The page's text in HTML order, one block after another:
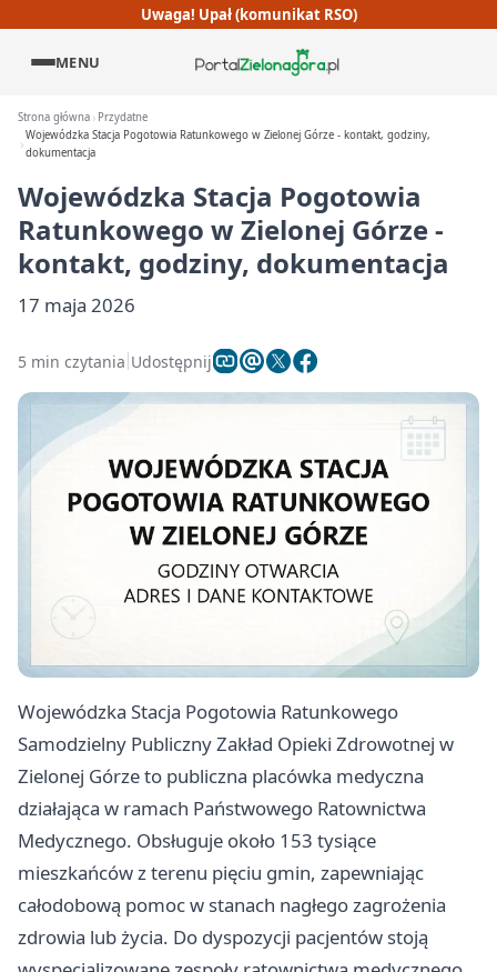
Uwaga! Upał (komunikat RSO)
MENU
Strona główna
Przydatne
Wojewódzka Stacja Pogotowia Ratunkowego w Zielonej Górze - kontakt, godziny,
dokumentacja
Wojewódzka Stacja Pogotowia
Ratunkowego w Zielonej Górze -
kontakt, godziny, dokumentacja
17 maja 2026
5 min czytania Udostępnij
Wojewódzka Stacja Pogotowia Ratunkowego
Samodzielny Publiczny Zakład Opieki Zdrowotnej w
Zielonej Górze to publiczna placówka medyczna
działająca w ramach Państwowego Ratownictwa
Medycznego. Obsługuje około 153 tysiące
mieszkańców z terenu pięciu gmin, zapewniając
całodobową pomoc w stanach nagłego zagrożenia
zdrowia lub życia. Do dyspozycji pacjentów stoją